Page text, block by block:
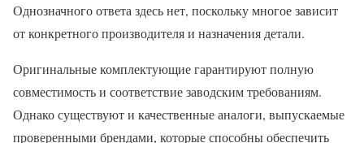
Однозначного ответа здесь нет, поскольку многое зависит
от конкретного производителя и назначения детали.
Оригинальные комплектующие гарантируют полную
совместимость и соответствие заводским требованиям.
Однако существуют и качественные аналоги, выпускаемые
проверенными брендами, которые способны обеспечить